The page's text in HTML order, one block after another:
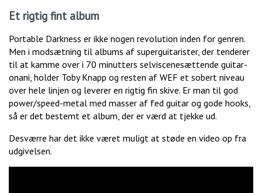
Et rigtig fint album
Portable Darkness er ikke nogen revolution inden for genren.
Men i modsætning til albums af superguitarister, der tenderer
til at kamme over i 70 minutters selviscenesættende guitar-
onani, holder Toby Knapp og resten af WEF et sobert niveau
over hele linjen og leverer en rigtig fin skive. Er man til god
power/speed-metal med masser af fed guitar og gode hooks,
så er det bestemt et album, der er værd at tjekke ud.
Desværre har det ikke været muligt at støde en video op fra
udgivelsen.